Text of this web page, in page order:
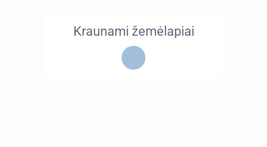
Kraunami žemėlapiai